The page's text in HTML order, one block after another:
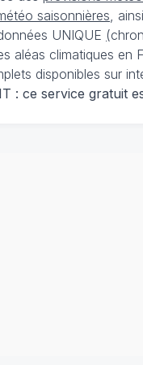
saisonnières ,
UNIQUE (
aléas climatiques
disponibles sur
: ce service gratuit